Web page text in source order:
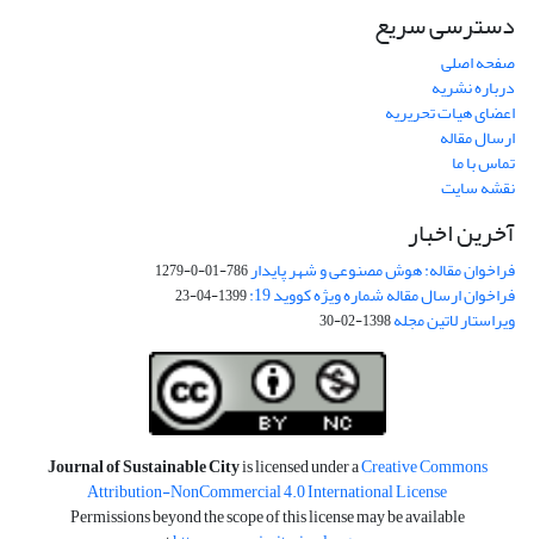
دسترسی سریع
صفحه اصلی
درباره نشریه
اعضای هیات تحریریه
ارسال مقاله
تماس با ما
نقشه سایت
آخرین اخبار
فراخوان مقاله: هوش مصنوعی و شهر پایدار786-01-0-1279
فراخوان ارسال مقاله شماره ویژه کووید 19: 1399-04-23
ویراستار لاتین مجله1398-02-30
Journal of Sustainable Cityis licensed under aCreative Commons
Attribution-NonCommercial 4.0 International License
Permissions beyond the scope of this license may be available